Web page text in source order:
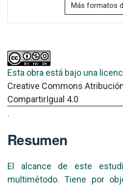
Más formatos
Esta obra está bajo una
Creative Commons
CompartirIgual 4.0
.
Resumen
El alcance de este
multimétodo. Tiene por